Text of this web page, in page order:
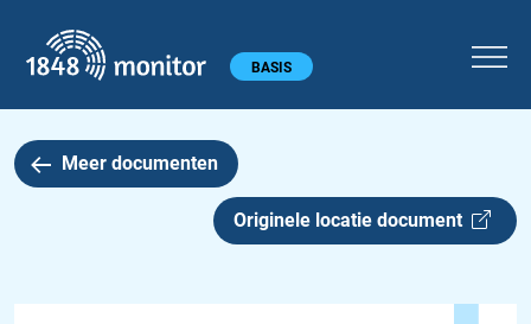
Hoofdmenu BASIS
Meer documenten
Originele locatie document